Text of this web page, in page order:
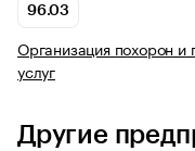
96.03
Организация похорон и
услуг
Другие